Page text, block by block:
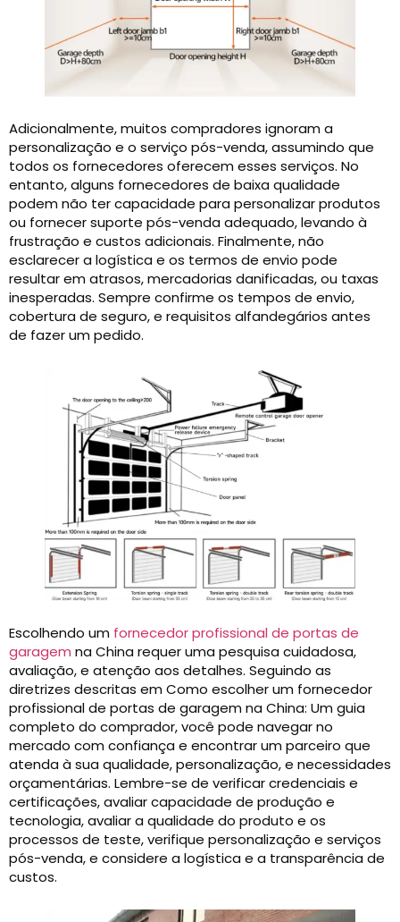
Adicionalmente, muitos compradores ignoram a
personalização e o serviço pós-venda, assumindo que
todos os fornecedores oferecem esses serviços. No
entanto, alguns fornecedores de baixa qualidade
podem não ter capacidade para personalizar produtos
ou fornecer suporte pós-venda adequado, levando à
frustração e custos adicionais. Finalmente, não
esclarecer a logística e os termos de envio pode
resultar em atrasos, mercadorias danificadas, ou taxas
inesperadas. Sempre confirme os tempos de envio,
cobertura de seguro, e requisitos alfandegários antes
de fazer um pedido.
Escolhendo um fornecedor profissional de portas de
garagem na China requer uma pesquisa cuidadosa,
avaliação, e atenção aos detalhes. Seguindo as
diretrizes descritas em Como escolher um fornecedor
profissional de portas de garagem na China: Um guia
completo do comprador, você pode navegar no
mercado com confiança e encontrar um parceiro que
atenda à sua qualidade, personalização, e necessidades
orçamentárias. Lembre-se de verificar credenciais e
certificações, avaliar capacidade de produção e
tecnologia, avaliar a qualidade do produto e os
processos de teste, verifique personalização e serviços
pós-venda, e considere a logística e a transparência de
custos.